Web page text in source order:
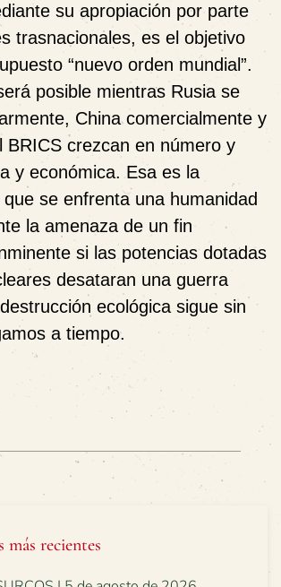
su apropiación por parte
trasnacionales, es el objetivo
“nuevo orden mundial”.
posible mientras Rusia se
China comercialmente y
BRICS crezcan en número y
y económica. Esa es la
se enfrenta una humanidad
la amenaza de un fin
si las potencias dotadas
desataran una guerra
ecológica sigue sin
a tiempo.
recientes